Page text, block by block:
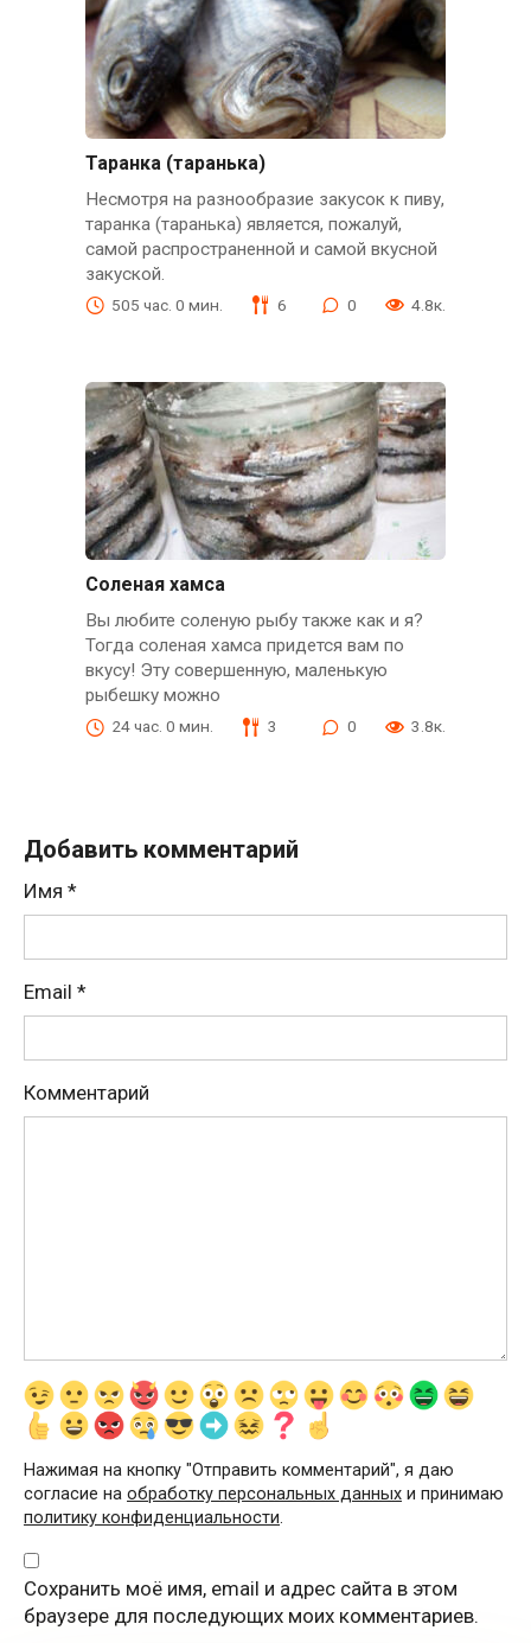
Таранка (таранька)
Несмотря на разнообразие закусок к пиву,
таранка (таранька) является, пожалуй,
самой распространенной и самой вкусной
закуской.
505 час. 0 мин. 6 0 4.8к.
Соленая хамса
Вы любите соленую рыбу также как и я?
Тогда соленая хамса придется вам по
вкусу! Эту совершенную, маленькую
рыбешку можно
24 час. 0 мин. 3 0 3.8к.
Добавить комментарий
Имя *
Email *
Комментарий
Нажимая на кнопку "Отправить комментарий", я даю
согласие на обработку персональных данных и принимаю
политику конфиденциальности.
Сохранить моё имя, email и адрес сайта в этом
браузере для последующих моих комментариев.